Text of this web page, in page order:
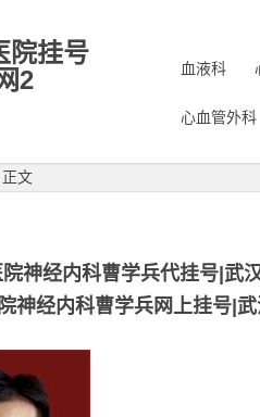
院挂号
2
血液科
心血管外科
正文
神经内科曹学兵代挂号|武
院神经内科曹学兵网上挂号|